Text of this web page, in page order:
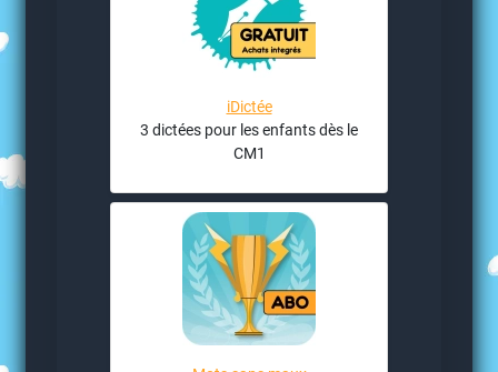
iDictée
3 dictées pour les enfants dès le
CM1